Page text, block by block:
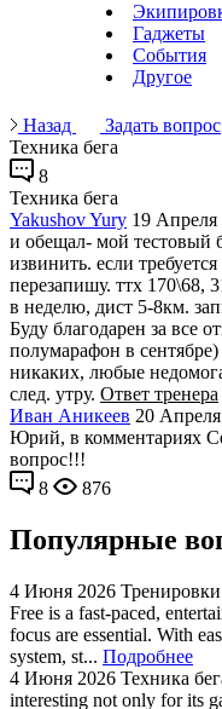
Гаджеты
События
Другое
Назад
Задать вопрос
Техника бега
8
Техника бега
Yakushov Yury 19 Апреля
и обещал- мой тестовый
извинить. если
перезапишу. ттх 170\68,
в неделю, дист 5-8км.
Буду благодарен за все
полумарафон в
никаких, любые
след. утру. Ответ тренера
Иван Аникеев 20
Юрий, в комментариях
вопрос!!!
8
876
Популярные
4 Июня 2026 Тренировки
Free is a fast-paced,
focus are essential. With
system, st... Подробнее
4 Июня 2026 Техника
interesting not only for its